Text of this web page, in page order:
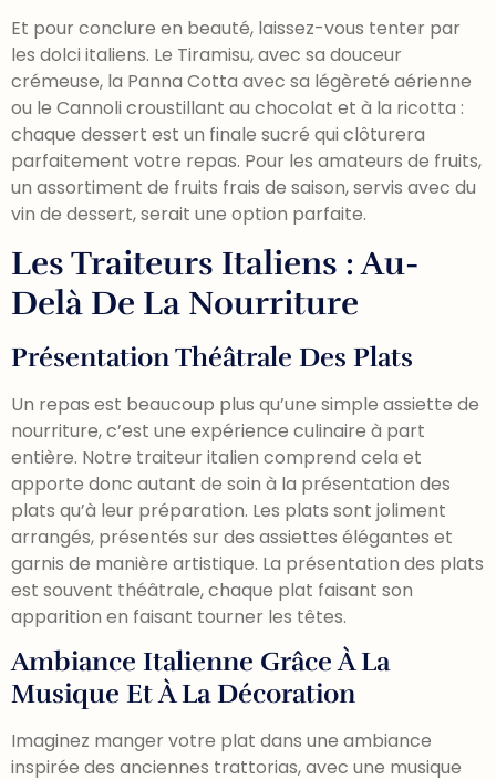
Et pour conclure en beauté, laissez-vous tenter par
les dolci italiens. Le Tiramisu, avec sa douceur
crémeuse, la Panna Cotta avec sa légèreté aérienne
ou le Cannoli croustillant au chocolat et à la ricotta :
chaque dessert est un finale sucré qui clôturera
parfaitement votre repas. Pour les amateurs de fruits,
un assortiment de fruits frais de saison, servis avec du
vin de dessert, serait une option parfaite.
Les Traiteurs Italiens : Au-
Delà De La Nourriture
Présentation Théâtrale Des Plats
Un repas est beaucoup plus qu’une simple assiette de
nourriture, c’est une expérience culinaire à part
entière. Notre traiteur italien comprend cela et
apporte donc autant de soin à la présentation des
plats qu’à leur préparation. Les plats sont joliment
arrangés, présentés sur des assiettes élégantes et
garnis de manière artistique. La présentation des plats
est souvent théâtrale, chaque plat faisant son
apparition en faisant tourner les têtes.
Ambiance Italienne Grâce À La
Musique Et À La Décoration
Imaginez manger votre plat dans une ambiance
inspirée des anciennes trattorias, avec une musique